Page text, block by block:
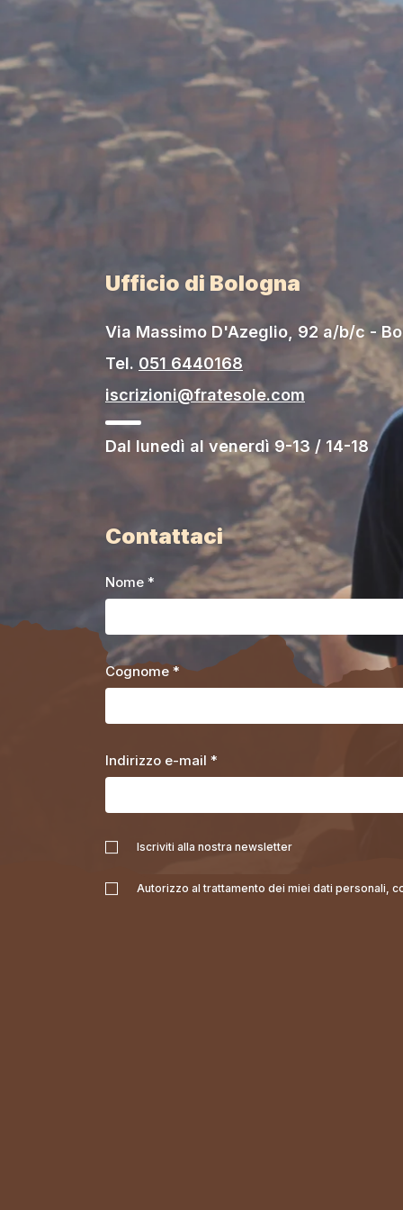
Ufficio di Bologna
Via Massimo D'Azeglio, 92 a/b/c -
Tel. 051 6440168
iscrizioni@fratesole.com
Dal lunedì al venerdì 9-13 / 14-18
Contattaci
Nome *
Cognome *
Indirizzo e-mail *
Iscriviti alla nostra newsletter
Autorizzo al trattamento dei miei dati personali,